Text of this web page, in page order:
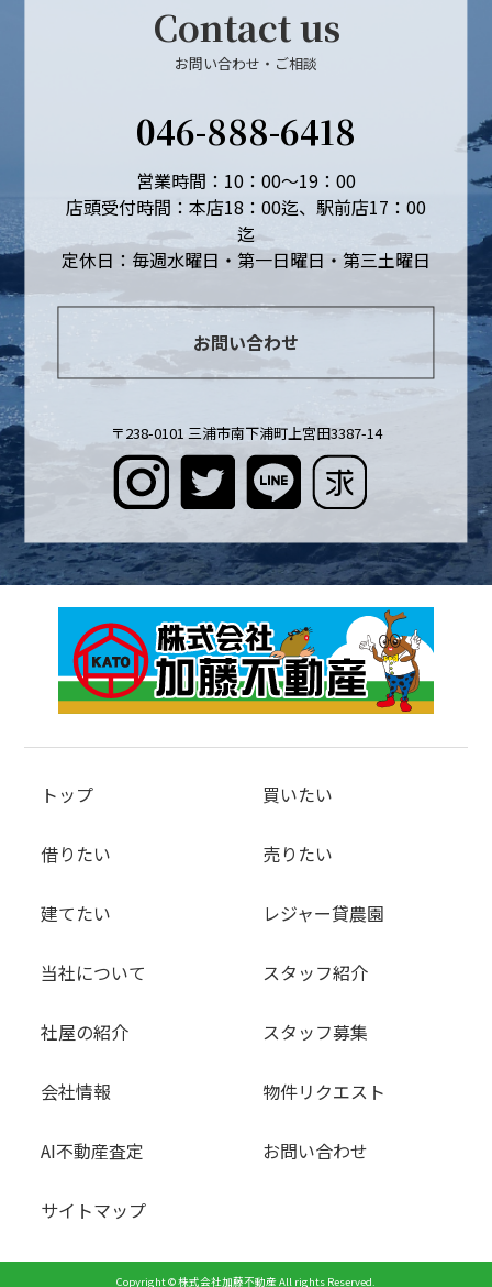
Contact us
お問い合わせ・ご相談
046-888-6418
営業時間：10：00～19：00
店頭受付時間：本店18：00迄、駅前店17：00
迄
定休日：毎週水曜日・第一日曜日・第三土曜日
お問い合わせ
〒238-0101 三浦市南下浦町上宮田3387-14
トップ 買いたい
借りたい 売りたい
建てたい レジャー貸農園
当社について スタッフ紹介
社屋の紹介 スタッフ募集
会社情報 物件リクエスト
AI不動産査定 お問い合わせ
サイトマップ
Copyright © 株式会社加藤不動産 All rights Reserved.